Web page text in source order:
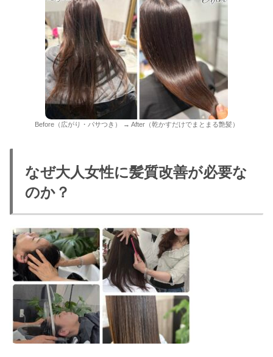
Before（広がり・パサつき） → After（乾かすだけでまとまる艶髪）
なぜ大人女性に髪質改善が必要な
のか？